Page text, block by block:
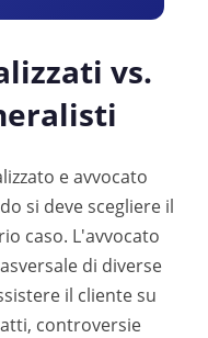
vs.
e avvocato
si deve scegliere il
caso. L'avvocato
di diverse
il cliente su
controversie